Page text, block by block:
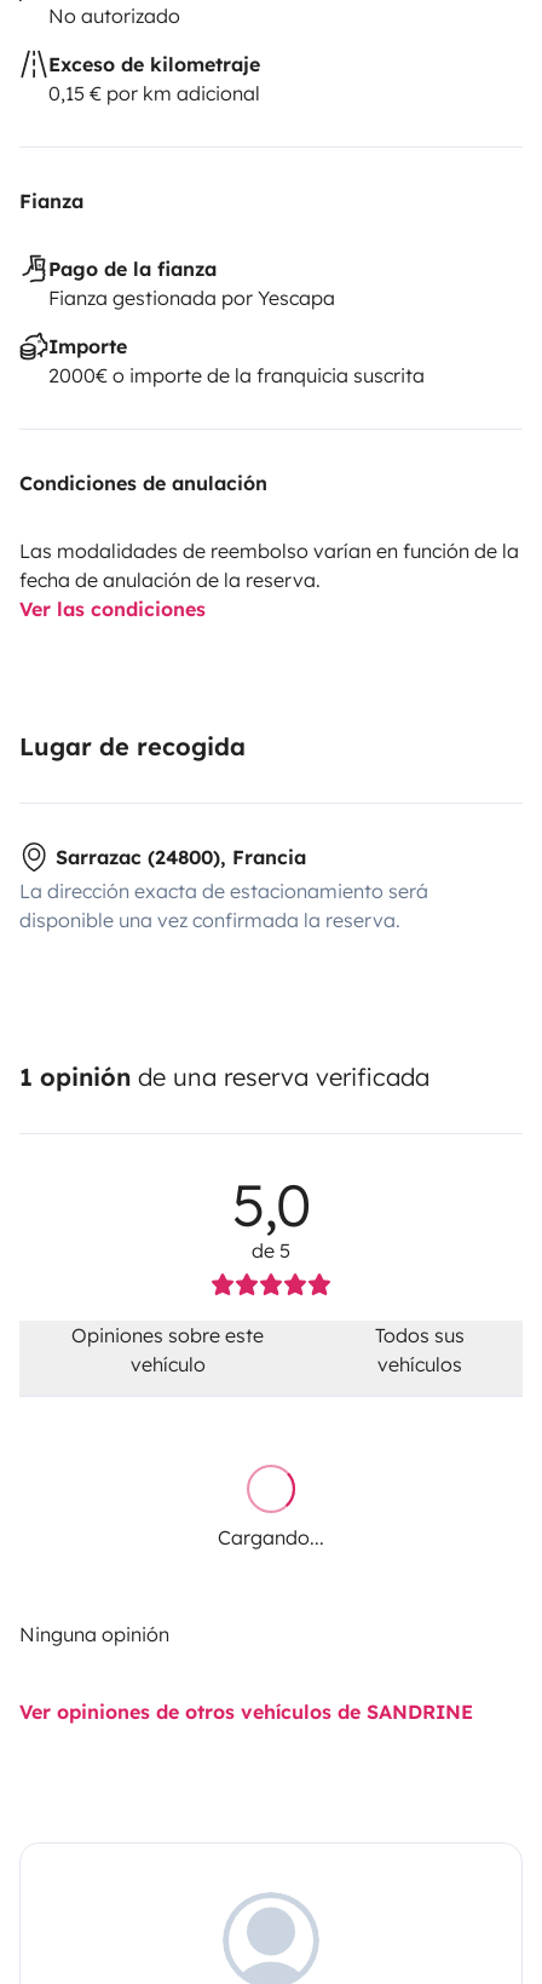
No autorizado
Exceso de kilometraje
0,15 € por km adicional
Fianza
Pago de la fianza
Fianza gestionada por Yescapa
Importe
2000€ o importe de la franquicia suscrita
Condiciones de anulación
Las modalidades de reembolso varían en función de la
fecha de anulación de la reserva.
Ver las condiciones
Lugar de recogida
Sarrazac (24800), Francia
La dirección exacta de estacionamiento será
disponible una vez confirmada la reserva.
1 opinión de una reserva verificada
5,0
de 5
Opiniones sobre este
vehículo
Todos sus
vehículos
Cargando...
Ninguna opinión
Ver opiniones de otros vehículos de SANDRINE